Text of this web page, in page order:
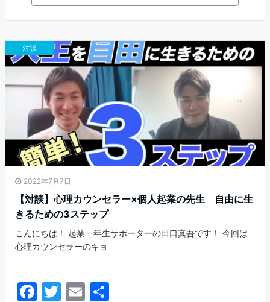
e
b
o
o
k
er l
対談
2022年7月7日
【対談】心理カウンセラー×個人起業の先生 自由に生
きるための3ステップ
こんにちは！ 起業一年生サポーターの田口真吾です！ 今回は
心理カウンセラーのキョ
F
T
E